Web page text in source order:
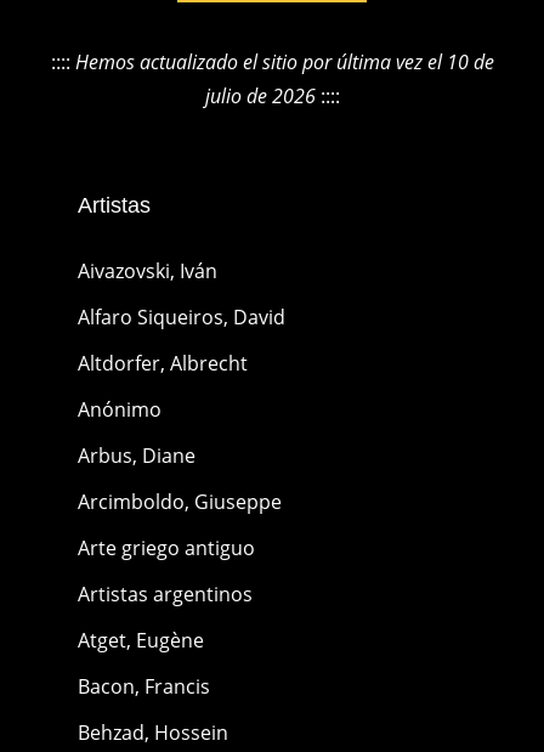
:::: Hemos actualizado el sitio por última vez el 10 de
julio de 2026::::
Artistas
Aivazovski, Iván
Alfaro Siqueiros, David
Altdorfer, Albrecht
Anónimo
Arbus, Diane
Arcimboldo, Giuseppe
Arte griego antiguo
Artistas argentinos
Atget, Eugène
Bacon, Francis
Behzad, Hossein